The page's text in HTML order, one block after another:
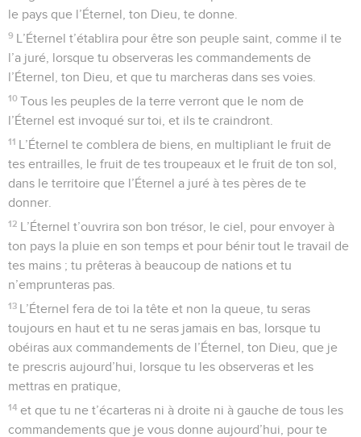
le pays que l’Éternel, ton Dieu, te donne.
9 L’Éternel t’établira pour être son peuple saint, comme il te
l’a juré, lorsque tu observeras les commandements de
l’Éternel, ton Dieu, et que tu marcheras dans ses voies.
10 Tous les peuples de la terre verront que le nom de
l’Éternel est invoqué sur toi, et ils te craindront.
11 L’Éternel te comblera de biens, en multipliant le fruit de
tes entrailles, le fruit de tes troupeaux et le fruit de ton sol,
dans le territoire que l’Éternel a juré à tes pères de te
donner.
12 L’Éternel t’ouvrira son bon trésor, le ciel, pour envoyer à
ton pays la pluie en son temps et pour bénir tout le travail de
tes mains ; tu prêteras à beaucoup de nations et tu
n’emprunteras pas.
13 L’Éternel fera de toi la tête et non la queue, tu seras
toujours en haut et tu ne seras jamais en bas, lorsque tu
obéiras aux commandements de l’Éternel, ton Dieu, que je
te prescris aujourd’hui, lorsque tu les observeras et les
mettras en pratique,
14 et que tu ne t’écarteras ni à droite ni à gauche de tous les
commandements que je vous donne aujourd’hui, pour te